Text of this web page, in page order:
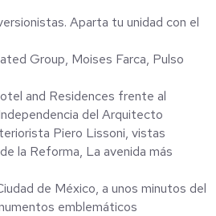
Aparta tu unidad con el
Group, Moises Farca, Pulso
frente al
del Arquitecto
Piero Lissoni, vistas
la Reforma, La avenida más
de México, a unos minutos del
emblemáticos